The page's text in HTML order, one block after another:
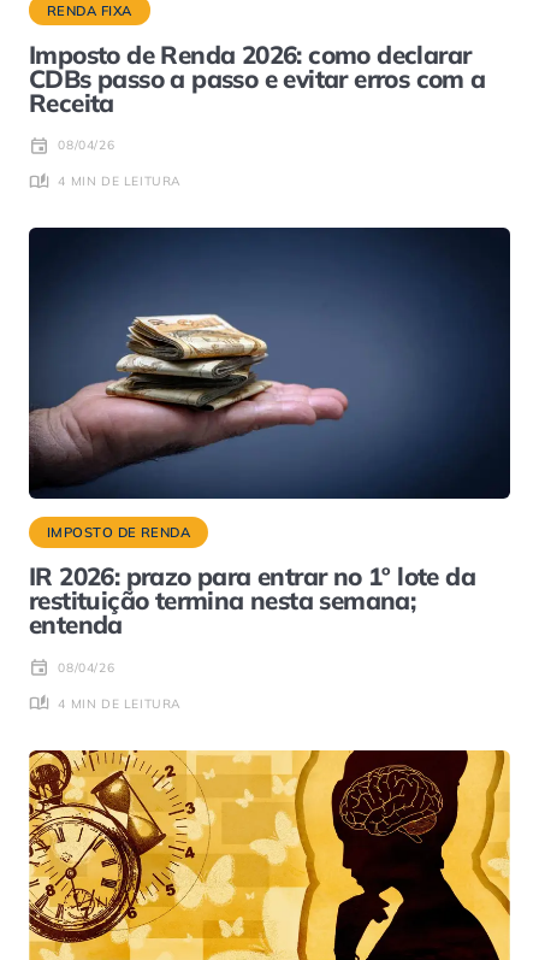
RENDA FIXA
Imposto de Renda 2026: como declarar
CDBs passo a passo e evitar erros com a
Receita
08/04/26
4 MIN DE LEITURA
IMPOSTO DE RENDA
IR 2026: prazo para entrar no 1º lote da
restituição termina nesta semana;
entenda
08/04/26
4 MIN DE LEITURA